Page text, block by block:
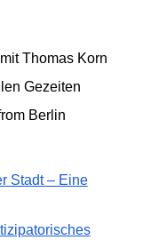
Thomas Korn
Gezeiten
Berlin
Stadt – Eine